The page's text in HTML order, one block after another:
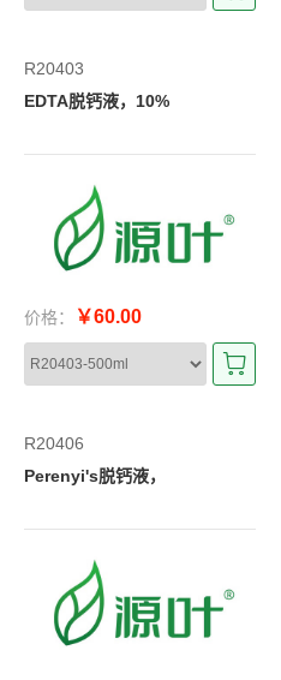
R20403
EDTA脱钙液，10%
价格： ￥60.00
R20406
Perenyi's脱钙液，